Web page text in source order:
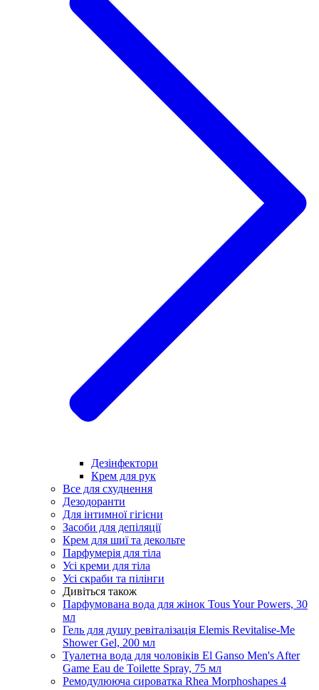
Дезінфектори
Крем для рук
Все для схуднення
Дезодоранти
Для інтимної гігієни
Засоби для депіляції
Крем для шиї та декольте
Парфумерія для тіла
Усі креми для тіла
Усі скраби та пілінги
Дивіться також
Парфумована вода для жінок Tous Your Powers, 30
мл
Гель для душу ревіталізація Elemis Revitalise-Me
Shower Gel, 200 мл
Туалетна вода для чоловіків El Ganso Men's After
Game Eau de Toilette Spray, 75 мл
Ремодулююча сироватка Rhea Morphoshapes 4